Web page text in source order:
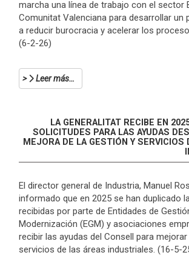
marcha una línea de trabajo con el sector
Comunitat Valenciana para desarrollar un
a reducir burocracia y acelerar los
(6-2-26)
Leer más…
LA GENERALITAT RECIBE EN
SOLICITUDES PARA LAS AYUDAS
MEJORA DE LA GESTIÓN Y SERVICIOS
El director general de Industria, Manuel
informado que en 2025 se han duplicado
recibidas por parte de Entidades de
Modernización (EGM) y asociaciones
recibir las ayudas del Consell para
servicios de las áreas industriales. (16-5-